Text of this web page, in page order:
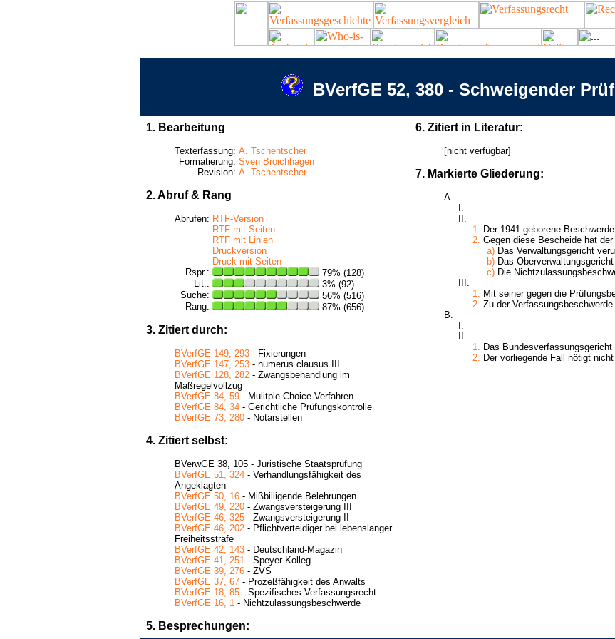
BVerfGE 52, 380 - Schweigender
1. Bearbeitung
Texterfassung: A. Tschentscher
Formatierung: Sven Broichhagen
Revision: A. Tschentscher
2. Abruf & Rang
Abrufen: RTF-Version
RTF mit Seiten
RTF mit Linien
Druckversion
Druck mit Seiten
Rspr.:
79% (128)
Lit.:
3% (92)
Suche:
56% (516)
Rang:
87% (656)
3. Zitiert durch:
BVerfGE 149, 293 - Fixierungen
BVerfGE 147, 253 - numerus clausus III
BVerfGE 128, 282 - Zwangsbehandlung im
Maßregelvollzug
BVerfGE 84, 59 - Mulitple-Choice-Verfahren
BVerfGE 84, 34 - Gerichtliche Prüfungskontrolle
BVerfGE 73, 280 - Notarstellen
4. Zitiert selbst:
BVerwGE 38, 105 - Juristische Staatsprüfung
BVerfGE 51, 324 - Verhandlungsfähigkeit des
Angeklagten
BVerfGE 50, 16 - Mißbilligende Belehrungen
BVerfGE 49, 220 - Zwangsversteigerung III
BVerfGE 46, 325 - Zwangsversteigerung II
BVerfGE 46, 202 - Pflichtverteidiger bei lebenslanger
Freiheitsstrafe
BVerfGE 42, 143 - Deutschland-Magazin
BVerfGE 41, 251 - Speyer-Kolleg
BVerfGE 39, 276 - ZVS
BVerfGE 37, 67 - Prozeßfähigkeit des Anwalts
BVerfGE 18, 85 - Spezifisches Verfassungsrecht
BVerfGE 16, 1 - Nichtzulassungsbeschwerde
5. Besprechungen:
6. Zitiert in Literatur:
[nicht verfügbar]
7. Markierte Gliederung:
A.
I.
II.
1. Der 1941 geborene
2. Gegen diese Bescheide hat
a) Das Verwaltungsgericht
b) Das
c) Die
III.
1. Mit seiner gegen die
2. Zu der
B.
I.
II.
1. Das
2. Der vorliegende Fall nötigt